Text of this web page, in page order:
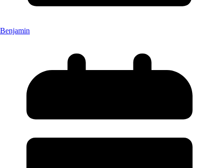
Benjamin